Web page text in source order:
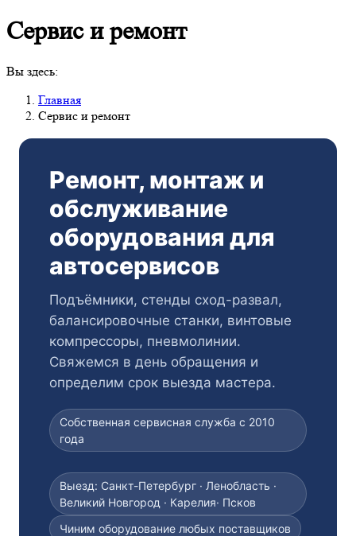
Сервис и ремонт
Вы здесь:
Главная
Сервис и ремонт
Ремонт, монтаж и
обслуживание
оборудования для
автосервисов
Подъёмники, стенды сход-развал,
балансировочные станки, винтовые
компрессоры, пневмолинии.
Свяжемся в день обращения и
определим срок выезда мастера.
Собственная сервисная служба с 2010
года
Выезд: Санкт-Петербург · Ленобласть ·
Великий Новгород · Карелия· Псков
Чиним оборудование любых поставщиков